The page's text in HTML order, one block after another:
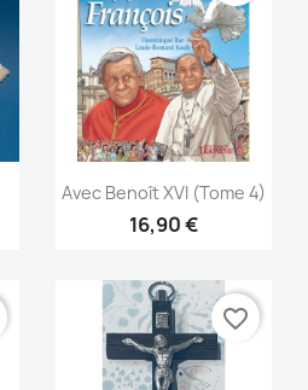
Aperçu rapide
Avec Benoît XVI (Tome 4)
16,90 €
favorite_border